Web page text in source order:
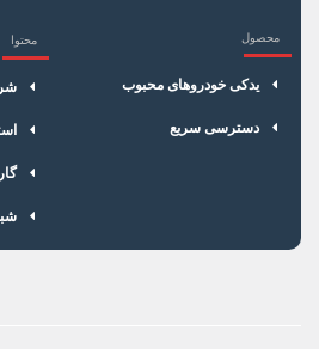
محصول
یدکی خودروهای محبوب
دسترسی سریع
محتوا